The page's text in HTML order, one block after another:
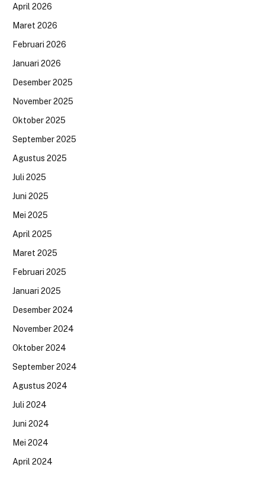
April 2026
Maret 2026
Februari 2026
Januari 2026
Desember 2025
November 2025
Oktober 2025
September 2025
Agustus 2025
Juli 2025
Juni 2025
Mei 2025
April 2025
Maret 2025
Februari 2025
Januari 2025
Desember 2024
November 2024
Oktober 2024
September 2024
Agustus 2024
Juli 2024
Juni 2024
Mei 2024
April 2024